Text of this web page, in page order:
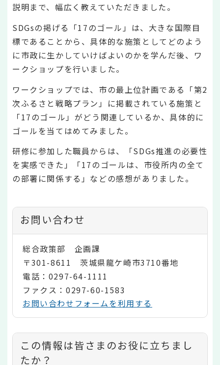
説明まで、幅広く教えていただきました。
SDGsの掲げる「17のゴール」は、大きな国際目
標であることから、具体的な施策としてどのよう
に市政に生かしていけばよいのかを学んだ後、ワ
ークショップを行いました。
ワークショップでは、市の最上位計画である「第2
次ふるさと戦略プラン」に掲載されている施策と
「17のゴール」がどう関連しているか、具体的に
ゴールを当てはめてみました。
研修に参加した職員からは、「SDGs推進の必要性
を実感できた」「17のゴールは、市役所内の全て
の部署に関係する」などの感想がありました。
お問い合わせ
総合政策部 企画課
〒301-8611 茨城県龍ケ崎市3710番地
電話：0297-64-1111
ファクス：0297-60-1583
お問い合わせフォームを利用する
コ
ン
この情報は皆さまのお役に立ちまし
たか？